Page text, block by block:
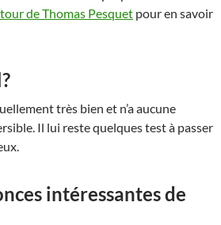
de Thomas Pesquet pour en savoir
très bien et n’a aucune
Il lui reste quelques test à passer
intéressantes de